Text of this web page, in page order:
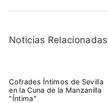
Noticias Relacionadas
Cofrades Íntimos de Sevilla
en la Cuna de la Manzanilla
"Íntima"